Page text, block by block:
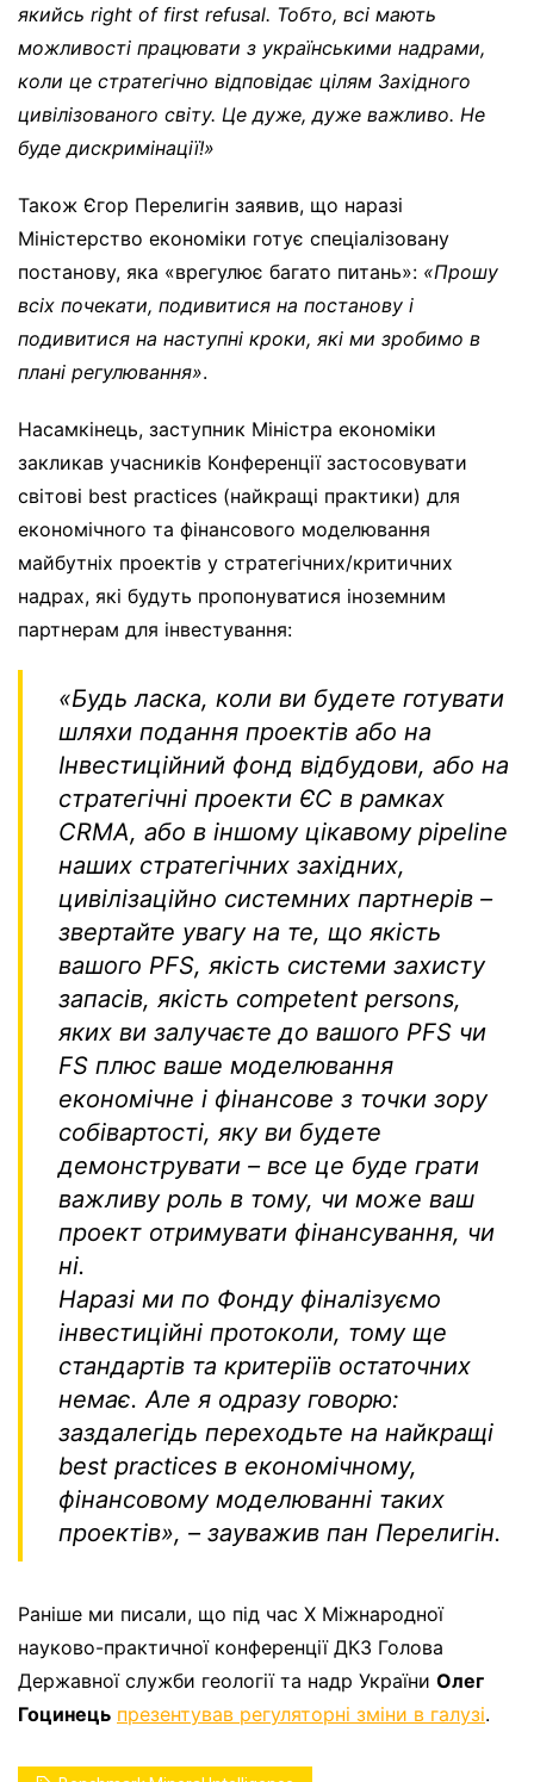
якийсь right of first refusal. Тобто, всі мають
можливості працювати з українськими надрами,
коли це стратегічно відповідає цілям Західного
цивілізованого світу. Це дуже, дуже важливо. Не
буде дискримінації!»
Також Єгор Перелигін заявив, що наразі
Міністерство економіки готує спеціалізовану
постанову, яка «врегулює багато питань»: «Прошу
всіх почекати, подивитися на постанову і
подивитися на наступні кроки, які ми зробимо в
плані регулювання».
Насамкінець, заступник Міністра економіки
закликав учасників Конференції застосовувати
світові best practices (найкращі практики) для
економічного та фінансового моделювання
майбутніх проектів у стратегічних/критичних
надрах, які будуть пропонуватися іноземним
партнерам для інвестування:
«Будь ласка, коли ви будете готувати
шляхи подання проектів або на
Інвестиційний фонд відбудови, або на
стратегічні проекти ЄС в рамках
CRMA, або в іншому цікавому pipeline
наших стратегічних західних,
цивілізаційно системних партнерів –
звертайте увагу на те, що якість
вашого PFS, якість системи захисту
запасів, якість competent persons,
яких ви залучаєте до вашого PFS чи
FS плюс ваше моделювання
економічне і фінансове з точки зору
собівартості, яку ви будете
демонструвати – все це буде грати
важливу роль в тому, чи може ваш
проект отримувати фінансування, чи
ні.
Наразі ми по Фонду фіналізуємо
інвестиційні протоколи, тому ще
стандартів та критеріїв остаточних
немає. Але я одразу говорю:
заздалегідь переходьте на найкращі
best practices в економічному,
фінансовому моделюванні таких
проектів», – зауважив пан Перелигін.
Раніше ми писали, що під час Х Міжнародної
науково-практичної конференції ДКЗ Голова
Державної служби геології та надр України Олег
Гоцинець презентував регуляторні зміни в галузі.